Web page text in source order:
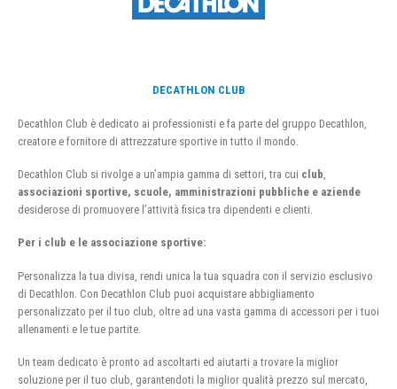
DECATHLON CLUB
Decathlon Club è dedicato ai professionisti e fa parte del gruppo Decathlon,
creatore e fornitore di attrezzature sportive in tutto il mondo.
Decathlon Club si rivolge a un’ampia gamma di settori, tra cui club
associazioni sportive, scuole, amministrazioni pubbliche e aziende
desiderose di promuovere l’attività fisica tra dipendenti e clienti.
Per i club e le associazione sportive:
Personalizza la tua divisa, rendi unica la tua squadra con il servizio esclusivo
di Decathlon. Con Decathlon Club puoi acquistare abbigliamento
personalizzato per il tuo club, oltre ad una vasta gamma di accessori per i tuoi
allenamenti e le tue partite.
Un team dedicato è pronto ad ascoltarti ed aiutarti a trovare la miglior
soluzione per il tuo club, garantendoti la miglior qualità prezzo sul mercato,